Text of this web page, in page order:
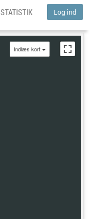
Log ind
STATISTIK
Indlæs kort